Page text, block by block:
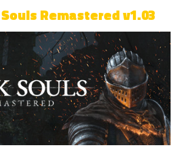
Remastered v1.03